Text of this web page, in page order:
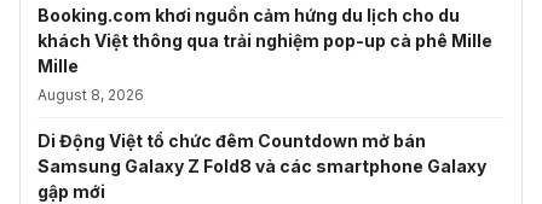
Booking.com khơi nguồn cảm hứng du lịch cho du
khách Việt thông qua trải nghiệm pop-up cà phê Mille
Mille
August 8, 2026
Di Động Việt tổ chức đêm Countdown mở bán
Samsung Galaxy Z Fold8 và các smartphone Galaxy
gập mới